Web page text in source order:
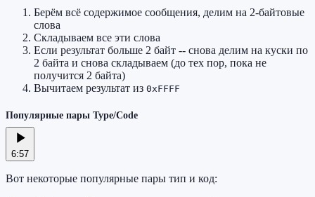
Берём всё содержимое сообщения, делим на 2-байтовые
слова
Складываем все эти слова
Если результат больше 2 байт -- снова делим на куски по
2 байта и снова складываем (до тех пор, пока не
получится 2 байта)
Вычитаем результат из 0xFFFF
Популярные пары Type/Code
6:57
Вот некоторые популярные пары тип и код: